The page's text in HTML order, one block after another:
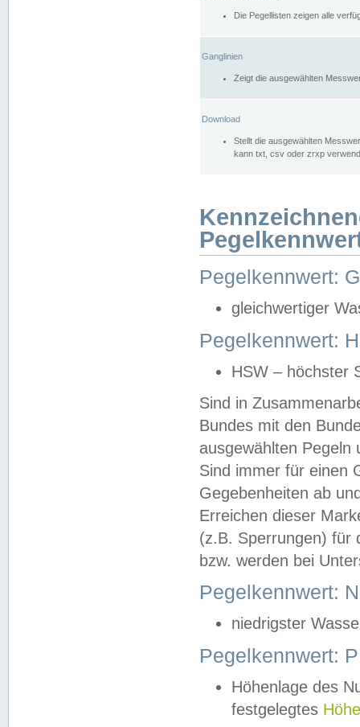
Die Pegellisten zeigen alle
Ganglinien
Zeigt die ausgewählten
Download
Stellt die ausgewählten
kann txt, csv oder zrxp
Pegelkennwert:
gleichwertiger
Pegelkennwert:
HSW – höchster
Sind in
Bundes mit den
ausgewählten
Sind immer für einen
Gegebenheiten ab
Erreichen dieser
(z.B. Sperrungen) für
bzw. werden bei
Pegelkennwert:
niedrigster
Pegelkennwert:
Höhenlage des
festgelegtes